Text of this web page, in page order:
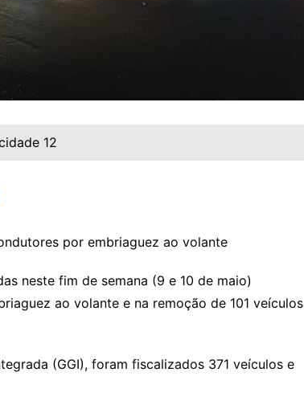
12
neste fim de semana (9 e 10 de maio)
ao volante e na remoção de 101 veículos
(GGI), foram fiscalizados 371 veículos e